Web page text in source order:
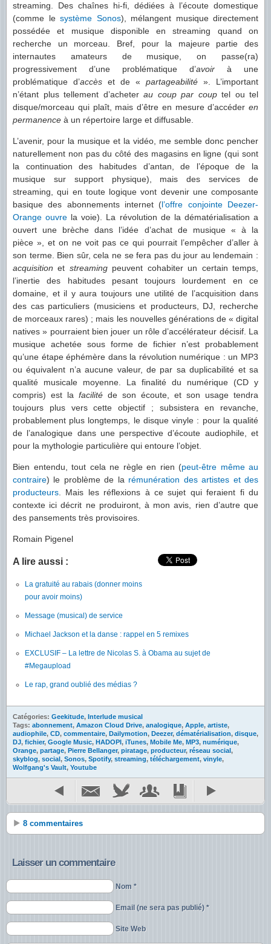
streaming. Des chaînes hi-fi, dédiées à l’écoute domestique
(comme le système Sonos), mélangent musique directement
possédée et musique disponible en streaming quand on
recherche un morceau. Bref, pour la majeure partie des
internautes amateurs de musique, on passe(ra)
progressivement d’une problématique d’avoir à une
problématique d’accès et de « partageabilité ». L’important
n’étant plus tellement d’acheter au coup par couptel ou tel
disque/morceau qui plaît, mais d’être en mesure d’accéder en
permanence à un répertoire large et diffusable.
L’avenir, pour la musique et la vidéo, me semble donc pencher
naturellement non pas du côté des magasins en ligne (qui sont
la continuation des habitudes d’antan, de l’époque de la
musique sur support physique), mais des services de
streaming, qui en toute logique vont devenir une composante
basique des abonnements internet (l’offre conjointe Deezer-
Orange ouvre la voie). La révolution de la dématérialisation a
ouvert une brèche dans l’idée d’achat de musique « à la
pièce », et on ne voit pas ce qui pourrait l’empêcher d’aller à
son terme. Bien sûr, cela ne se fera pas du jour au lendemain :
acquisition et streamingpeuvent cohabiter un certain temps,
l’inertie des habitudes pesant toujours lourdement en ce
domaine, et il y aura toujours une utilité de l’acquisition dans
des cas particuliers (musiciens et producteurs, DJ, recherche
de morceaux rares) ; mais les nouvelles générations de « digital
natives » pourraient bien jouer un rôle d’accélérateur décisif. La
musique achetée sous forme de fichier n’est probablement
qu’une étape éphémère dans la révolution numérique : un MP3
ou équivalent n’a aucune valeur, de par sa duplicabilité et sa
qualité musicale moyenne. La finalité du numérique (CD y
compris) est la facilité de son écoute, et son usage tendra
toujours plus vers cette objectif ; subsistera en revanche,
probablement plus longtemps, le disque vinyle : pour la qualité
de l’analogique dans une perspective d’écoute audiophile, et
pour la mythologie particulière qui entoure l’objet.
Bien entendu, tout cela ne règle en rien (peut-être même au
contraire) le problème de la rémunération des artistes et des
producteurs . Mais les réflexions à ce sujet qui feraient fi du
contexte ici décrit ne produiront, à mon avis, rien d’autre que
des pansements très provisoires.
Romain Pigenel
A lire aussi :
La gratuité au rabais (donner moins
pour avoir moins)
Message (musical) de service
Michael Jackson et la danse : rappel en 5 remixes
EXCLUSIF – La lettre de Nicolas S. à Obama au sujet de
#Megaupload
Le rap, grand oublié des médias ?
Catégories: Geekitude, Interlude musical
Tags: abonnement, Amazon Cloud Drive, analogique, Apple, artiste,
audiophile, CD, commentaire, Dailymotion, Deezer, dématérialisation, disque,
DJ, fichier, Google Music, HADOPI, iTunes, Mobile Me, MP3, numérique,
Orange, partage, Pierre Bellanger, piratage, producteur, réseau social,
skyblog, social, Sonos, Spotify, streaming, téléchargement, vinyle,
Wolfgang's Vault, Youtube
8 commentaires
Laisser un commentaire
Nom *
Email (ne sera pas publié) *
Site Web